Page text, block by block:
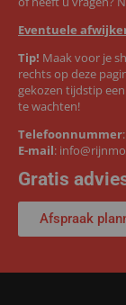
Eventuele
Tip! Maak voor je
rechts op deze
gekozen tijdstip
te wachten!
Telefoonnummer:
E-mail:
Gratis
Afspraak